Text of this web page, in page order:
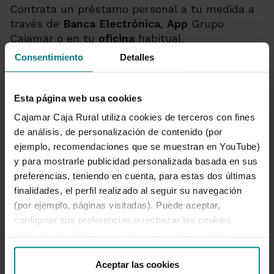
Consentimiento Detalles
Esta página web usa cookies
Cajamar Caja Rural utiliza cookies de terceros con fines
de análisis, de personalización de contenido (por
ejemplo, recomendaciones que se muestran en YouTube)
y para mostrarle publicidad personalizada basada en sus
preferencias, teniendo en cuenta, para estas dos últimas
finalidades, el perfil realizado al seguir su navegación
(por ejemplo, páginas visitadas). Puede aceptar,
configurar sus preferencias o rechazar las cookies
“Detalles”. También puede obtener más información, así
como cambiar el consentimiento en cualquier momento
Aceptar las cookies
Contrata un préstamo personal a tu medida a
través de Banca Electrónica, App Grupo
Cajamar o en tu oficina habitual.
¿Tienes alguna duda?
Cuéntanosla y te ayudamos a resolverla.
Solicitar información
¿Tienes alguna duda?